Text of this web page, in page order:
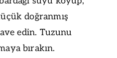
doğranmış
edin. Tuzunu
bırakın.